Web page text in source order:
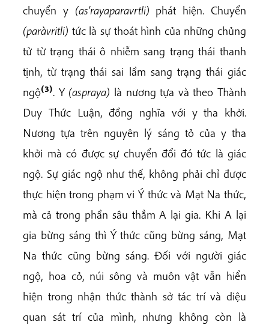
chuyển y (as’rayaparavrtli) phát hiện. Chuyển
(paràvritli) tức là sự thoát hình của những chủng
tử từ trạng thái ô nhiễm sang trạng thái thanh
tịnh, từ trạng thái sai lầm sang trạng thái giác
ngộ(3). Y (aspraya) là nương tựa và theo Thành
Duy Thức Luận, đồng nghĩa với y tha khởi.
Nương tựa trên nguyên lý sáng tỏ của y tha
khởi mà có được sự chuyển đổi đó tức là giác
ngộ. Sự giác ngộ như thế, không phải chỉ được
thực hiện trong phạm vi Ý thức và Mạt Na thức,
mà cả trong phần sâu thẳm A lại gia. Khi A lại
gia bừng sáng thì Ý thức cũng bừng sáng, Mạt
Na thức cũng bừng sáng. Đối với người giác
ngộ, hoa cỏ, núi sông và muôn vật vẫn hiển
hiện trong nhận thức thành sở tác trí và diệu
quan sát trí của mình, nhưng không còn là